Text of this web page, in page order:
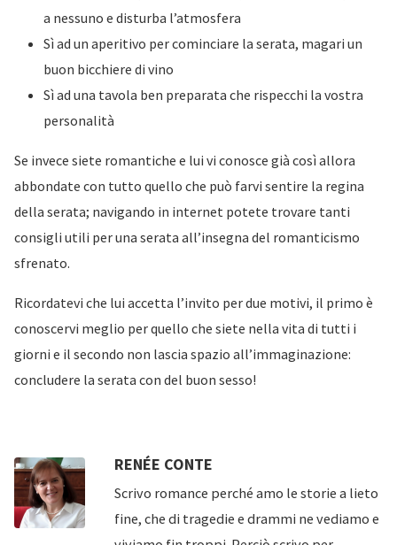
a nessuno e disturba l’atmosfera
Sì ad un aperitivo per cominciare la serata, magari un
buon bicchiere di vino
Sì ad una tavola ben preparata che rispecchi la vostra
personalità
Se invece siete romantiche e lui vi conosce già così allora
abbondate con tutto quello che può farvi sentire la regina
della serata; navigando in internet potete trovare tanti
consigli utili per una serata all’insegna del romanticismo
sfrenato.
Ricordatevi che lui accetta l’invito per due motivi, il primo è
conoscervi meglio per quello che siete nella vita di tutti i
giorni e il secondo non lascia spazio all’immaginazione:
concludere la serata con del buon sesso!
RENÉE CONTE
Scrivo romance perché amo le storie a lieto
fine, che di tragedie e drammi ne vediamo e